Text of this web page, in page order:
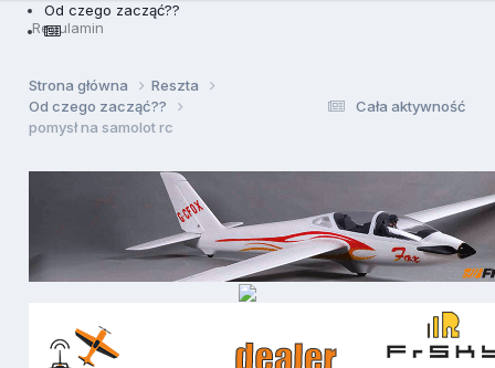
Regulamin
Od czego zacząć??
Cała aktywność
Strona główna
Reszta
Od czego zacząć??
pomysł na samolot rc